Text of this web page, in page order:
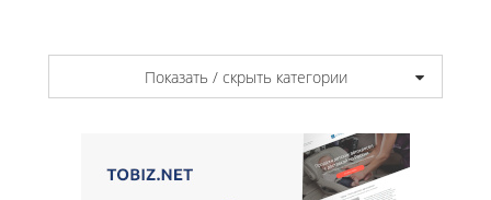
Показать / скрыть категории